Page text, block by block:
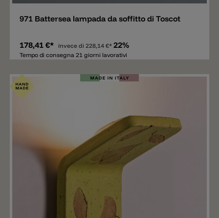
971 Battersea lampada da soffitto di Toscot
178,41 €* invece di 228,14 €* 22%
Tempo di consegna 21 giorni lavorativi